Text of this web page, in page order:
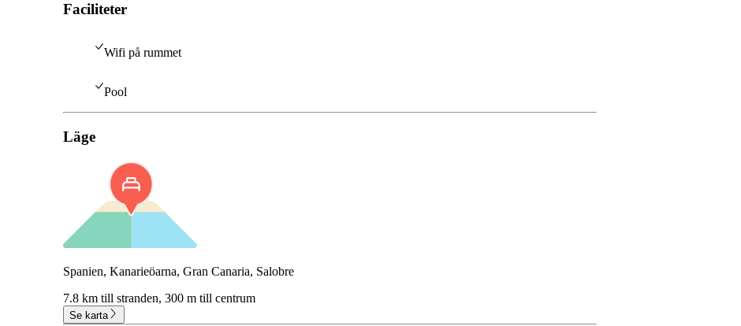
Faciliteter
Wifi på rummet
Pool
Läge
Spanien, Kanarieöarna, Gran Canaria, Salobre
7.8 km till stranden, 300 m till centrum
Se karta